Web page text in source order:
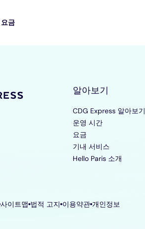
요금
알아보기
CDG Express 알아보기
운영 시간
요금
기내 서비스
Hello Paris 소개
사이트맵 법적 고지 이용약관 개인정보